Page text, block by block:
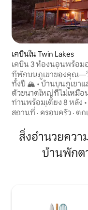
เคบินใน Twin Lakes
เคบิน 3 ห้องนอนพร้อม
และทะเลสาบที่สวยงาม
ที่พักบนภูเขาของคุณ—
ทั้งปี 🏔️ • บ้านบนภูเขาและอ่างน้ำร้อนส่วน
ตัวขนาดใหญ่ที่ไม่เหมือนใคร • น
ท่านพร้อมเตียง 8 หลัง • ห้องน้ำ 2 ห้อง—
อ่างจากุซซี่และฝักบัวสปา • Wi-Fi
โรงจอดรถ 2 คันพร้อ
• ลานบ้านขนาดใหญ่ 3
แก๊สและเตาปิ้งย่าง • เครื่องซักผ้า/เครื่องอบ
ผ้า + น้ำยาซักผ้า • เครื่องวิ่งสายพาน เครื่อง
ความทรงจำบนภูเขาข
สถานที่ · ครอบครัว · ตก
สิ่งอำนวยคว
บ้านพักต